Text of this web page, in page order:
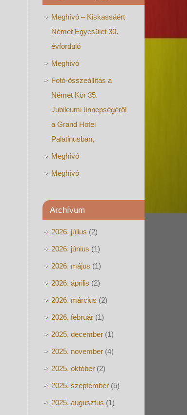
Meghívó – Kiskassáért
Német Egyesület 30.
évforduló
Meghívó
Fotó-összeállítás a
Német Kör 35.
Jubileumi ünnepségéről
a Grand Hotel
Palatinusban,
Meghívó
Meghívó
Archívum
2026. július (2)
2026. június (1)
2026. május (1)
2026. április (2)
2026. március (2)
2026. február (1)
2025. december (1)
2025. november (4)
2025. október (2)
2025. szeptember (5)
2025. augusztus (1)